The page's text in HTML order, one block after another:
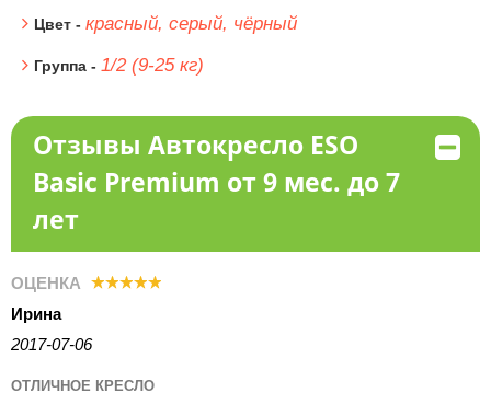
Цвет - красный, серый, чёрный
Группа - 1/2 (9-25 кг)
Отзывы Автокресло ESO
Basic Premium от 9 мес. до 7
лет
ОЦЕНКА
Ирина
2017-07-06
ОТЛИЧНОЕ КРЕСЛО